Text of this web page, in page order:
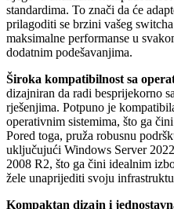
standardima. To znači da će
prilagoditi se brzini vašeg
maksimalne performanse u
dodatnim podešavanjima.
Široka kompatibilnost sa
dizajniran da radi besprijekorno
rješenjima. Potpuno je
operativnim sistemima, što ga
Pored toga, pruža robusnu
uključujući Windows Server
2008 R2, što ga čini idealnim
žele unaprijediti svoju
Kompaktan dizajn i